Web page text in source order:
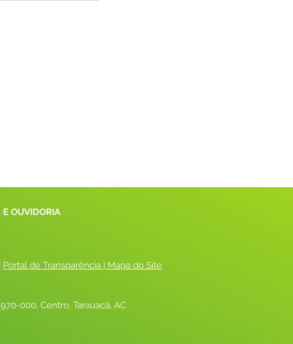
E OUVIDORIA
Portal de Transparência | Mapa do Site
000, Centro, Tarauacá, AC